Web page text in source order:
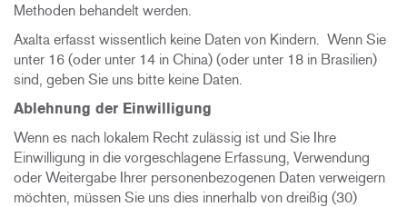
Methoden behandelt werden.
Axalta erfasst wissentlich keine Daten von Kindern. Wenn Sie
unter 16 (oder unter 14 in China) (oder unter 18 in Brasilien)
sind, geben Sie uns bitte keine Daten.
Ablehnung der Einwilligung
Wenn es nach lokalem Recht zulässig ist und Sie Ihre
Einwilligung in die vorgeschlagene Erfassung, Verwendung
oder Weitergabe Ihrer personenbezogenen Daten verweigern
möchten, müssen Sie uns dies innerhalb von dreißig (30)